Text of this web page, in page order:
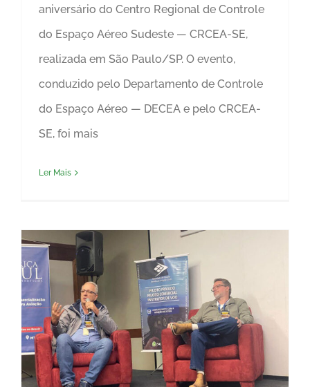
aniversário do Centro Regional de Controle
do Espaço Aéreo Sudeste — CRCEA-SE,
realizada em São Paulo/SP. O evento,
conduzido pelo Departamento de Controle
do Espaço Aéreo — DECEA e pelo CRCEA-
SE, foi mais
Ler Mais